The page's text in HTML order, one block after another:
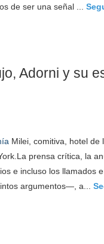
de ser una señal ...
Adorni y su
Milei, comitiva, hotel de
prensa crítica, la
e incluso los llamados
argumentos—, a...